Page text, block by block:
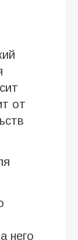
от
него